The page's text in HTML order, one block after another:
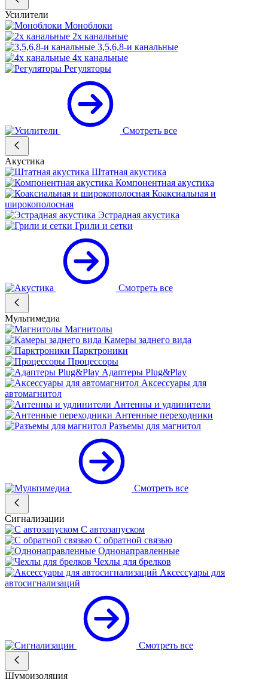
Усилители
Моноблоки
2х канальные
3,5,6,8-и канальные
4х канальные
Регуляторы
Смотреть все
Акустика
Штатная акустика
Компонентная акустика
Коаксиальная и
широкополосная
Эстрадная акустика
Грили и сетки
Смотреть все
Мультимедиа
Магнитолы
Камеры заднего вида
Парктроники
Процессоры
Адаптеры Plug&Play
Аксессуары для
автомагнитол
Антенны и удлинители
Антенные переходники
Разъемы для магнитол
Смотреть все
Сигнализации
С автозапуском
С обратной связью
Однонаправленные
Чехлы для брелков
Аксессуары для
автосигнализаций
Смотреть все
Шумоизоляция